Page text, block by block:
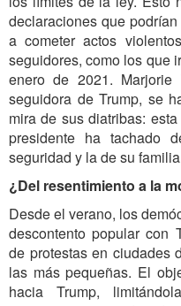
declaraciones que
a cometer actos
seguidores, como los que
enero de 2021. Marjorie
seguidora de Trump, se
mira de sus diatribas:
presidente ha tachado
seguridad y la de su
¿Del resentimiento a la
Desde el verano, los
descontento popular con
de protestas en ciudades
las más pequeñas. El
hacia Trump,